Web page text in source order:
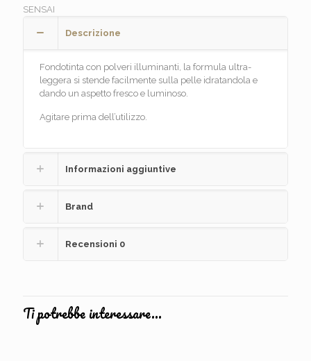
SENSAI
Descrizione
Fondotinta con polveri illuminanti, la formula ultra-
leggera si stende facilmente sulla pelle idratandola e
dando un aspetto fresco e luminoso.
Agitare prima dell’utilizzo.
Informazioni aggiuntive
Brand
Recensioni 0
Ti potrebbe interessare…